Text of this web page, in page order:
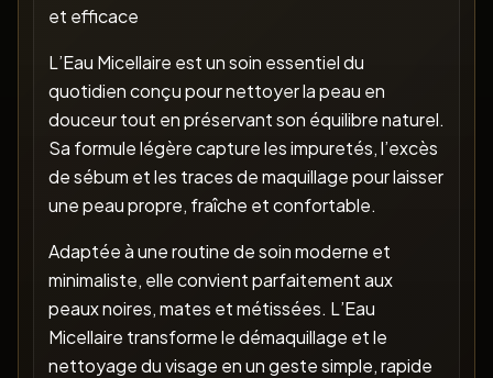
et efficace
L’Eau Micellaire est un soin essentiel du
quotidien conçu pour nettoyer la peau en
douceur tout en préservant son équilibre naturel.
Sa formule légère capture les impuretés, l’excès
de sébum et les traces de maquillage pour laisser
une peau propre, fraîche et confortable.
Adaptée à une routine de soin moderne et
minimaliste, elle convient parfaitement aux
peaux noires, mates et métissées. L’Eau
Micellaire transforme le démaquillage et le
nettoyage du visage en un geste simple, rapide